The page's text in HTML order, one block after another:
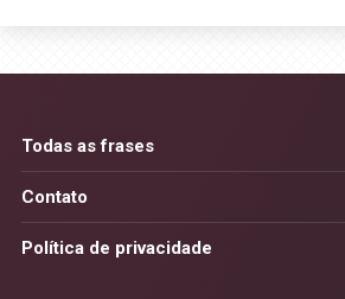
Todas as frases
Contato
Política de privacidade